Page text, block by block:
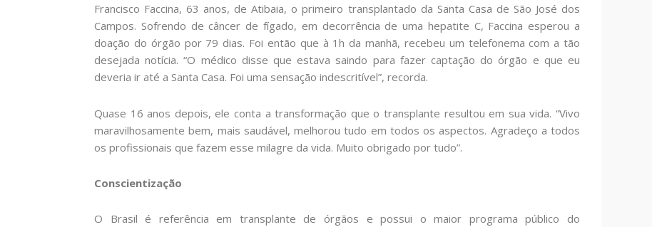
Francisco Faccina, 63 anos, de Atibaia, o primeiro transplantado da Santa Casa de São José dos
Campos. Sofrendo de câncer de fígado, em decorrência de uma hepatite C, Faccina esperou a
doação do órgão por 79 dias. Foi então que à 1h da manhã, recebeu um telefonema com a tão
desejada notícia. “O médico disse que estava saindo para fazer captação do órgão e que eu
deveria ir até a Santa Casa. Foi uma sensação indescritível”, recorda.
Quase 16 anos depois, ele conta a transformação que o transplante resultou em sua vida. “Vivo
maravilhosamente bem, mais saudável, melhorou tudo em todos os aspectos. Agradeço a todos
os profissionais que fazem esse milagre da vida. Muito obrigado por tudo”.
Conscientização
O Brasil é referência em transplante de órgãos e possui o maior programa público do